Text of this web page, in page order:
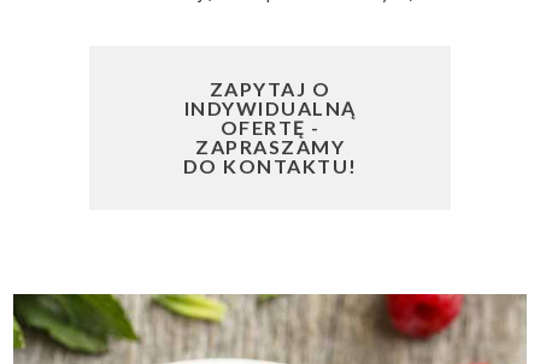
ZAPYTAJ O
INDYWIDUALNĄ
OFERTĘ -
ZAPRASZAMY
DO KONTAKTU!